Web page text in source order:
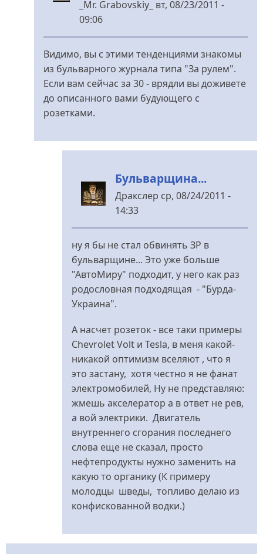
_Mr. Grabovskiy_ вт, 08/23/2011 -
09:06
У
до
Касательно
Дракслер
Видимо, вы с этими тенденциями знакомы
из бульварного журнала типа "За рулем".
Если вам сейчас за 30 - врядли вы доживете
до описанного вами будующего с
розетками.
Бульварщина...
Дракслер ср, 08/24/2011 -
14:33
У
відповідь
машину
можно
от
розетки...
від
_Mr.
Grabovskiy_
ну я бы не стал обвинять ЗР в
бульварщине... Это уже больше
"АвтоМиру" подходит, у него как раз
родословная подходящая - "Бурда-
Украина".
А насчет розеток - все таки примеры
Chevrolet Volt и Tesla, в меня какой-
никакой оптимизм вселяют , что я
это застану, хотя честно я не фанат
электромобилей, Ну не представляю:
жмешь акселератор а в ответ не рев,
а вой электрики. Двигатель
внутреннего сгорания последнего
слова еще не сказал, просто
нефтепродукты нужно заменить на
какую то органику (К примеру
молодцы шведы, топливо делаю из
конфискованной водки.)